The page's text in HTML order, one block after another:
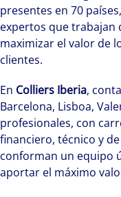
presentes en 70
expertos que trabajan
maximizar el valor de
clientes.
En Colliers Iberia,
Barcelona, Lisboa,
profesionales, con
financiero, técnico y
conforman un equipo
aportar el máximo